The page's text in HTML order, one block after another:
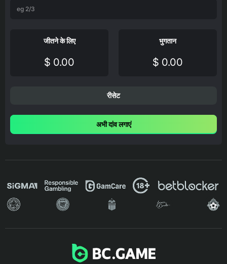
जीतने के लिए
$ 0.00
भुगतान
$ 0.00
रीसेट
अभी दांव लगाएं